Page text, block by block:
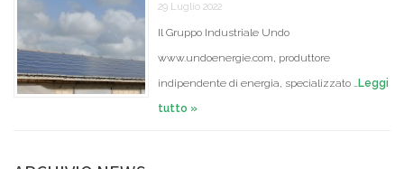
29 Luglio 2022
Il Gruppo Industriale Undo
www.undoenergie.com, produttore
indipendente di energia, specializzato …Leggi
tutto »